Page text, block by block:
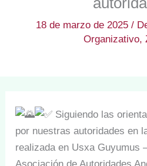
18 de marzo de 2025 /
Organizativo,
Siguiendo las
por nuestras autoridades en
realizada en Usxa Guyumus